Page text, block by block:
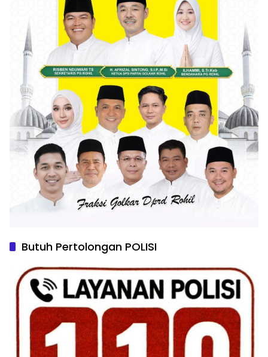
Butuh Pertolongan POLISI